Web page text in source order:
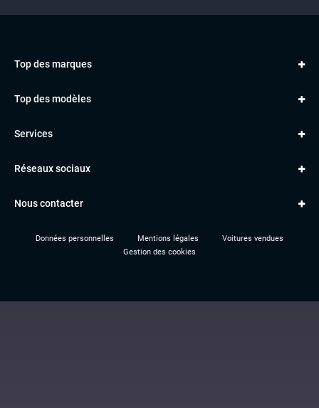
Top des marques
VOLKSWAGEN
BMW
Top des modèles
Classe A
A3
Services
Le garage TBV
Location TBV
Réseaux sociaux
Nous contacter
Données personnelles Mentions légales
Voitures vendues
Gestion des cookies